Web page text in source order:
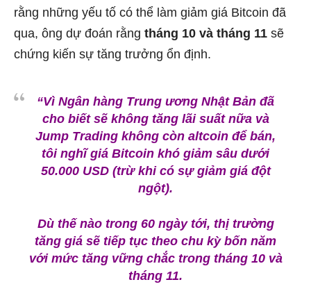
rằng những yếu tố có thể làm giảm giá Bitcoin đã
qua, ông dự đoán rằng tháng 10 và tháng 11 sẽ
chứng kiến sự tăng trưởng ổn định.
“Vì Ngân hàng Trung ương Nhật Bản đã
cho biết sẽ không tăng lãi suất nữa và
Jump Trading không còn altcoin để bán,
tôi nghĩ giá Bitcoin khó giảm sâu dưới
50.000 USD (trừ khi có sự giảm giá đột
ngột).
Dù thế nào trong 60 ngày tới, thị trường
tăng giá sẽ tiếp tục theo chu kỳ bốn năm
với mức tăng vững chắc trong tháng 10 và
tháng 11.